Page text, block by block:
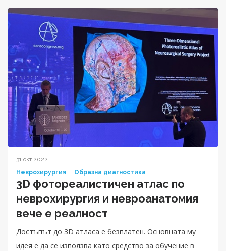
31 окт 2022
Неврохирургия
Образна диагностика
3D фотореалистичен атлас по
неврохирургия и невроанатомия
вече е реалност
Достъпът до 3D атласа е безплатен. Основната му
идея е да се използва като средство за обучение в